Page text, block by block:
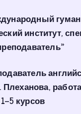
институт,
курсов